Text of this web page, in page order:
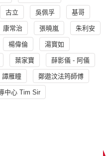
古立 吳佩孚 基哥
康常治 張曉嵐 朱利安
楊偉倫 湯寳如
葉家寶 薛影儀 - 阿儀
譚雁瞳 鄭遨汶法筠師傅
中心 Tim Sir